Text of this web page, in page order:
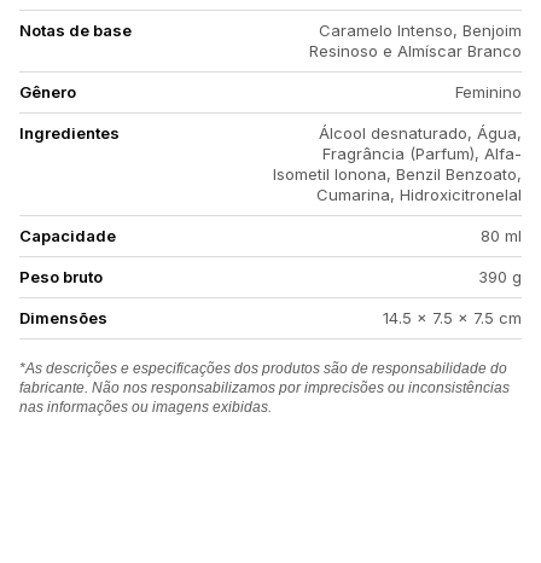
Notas de base
Caramelo Intenso, Benjoim
Resinoso e Almíscar Branco
Gênero Feminino
Ingredientes
Álcool desnaturado, Água,
Fragrância (Parfum), Alfa-
Isometil Ionona, Benzil Benzoato,
Cumarina, Hidroxicitronelal
Capacidade 80 ml
Peso bruto 390 g
Dimensões 14.5 x 7.5 x 7.5 cm
*As descrições e especificações dos produtos são de responsabilidade do
fabricante. Não nos responsabilizamos por imprecisões ou inconsistências
nas informações ou imagens exibidas.